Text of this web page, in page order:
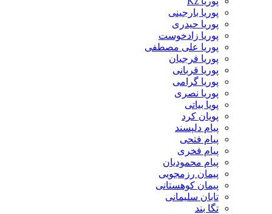
پوریا بارجینی
پوریا حیدری
پوریا زادخوست
پوریا علی مصطفی
پوریا فرجیان
پوریا قربانی
پوریا گرامی
پوریا نصری
پویا بیاتی
پویان کرد
پیام دلپسند
پیام فتحی
پیام فخری
پیام محمودیان
پیمان رزمجویی
پیمان کوهستانی
تابان سلیمانی